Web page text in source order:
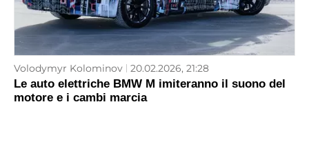
Volodymyr Kolominov 20.02.2026, 21:28
Le auto elettriche BMW M imiteranno il suono del
motore e i cambi marcia